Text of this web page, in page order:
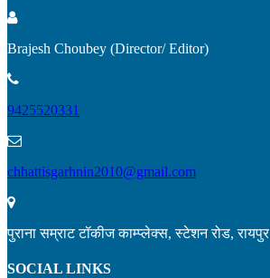
Brajesh Choubey (Director/ Editor)
9425520331
chhattisgarhnin2010@gmail.com
पुराना सम्राट टॉकीज काम्प्लेक्स, स्टेशन रोड, रायपुर
SOCIAL LINKS